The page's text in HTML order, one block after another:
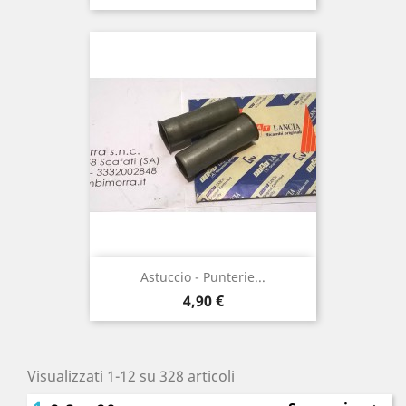
Astuccio - Punterie...
Prezzo
4,90 €
Visualizzati 1-12 su 328 articoli